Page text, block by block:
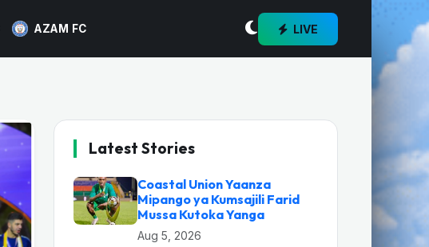
AZAM FC LIVE
Latest Stories
Coastal Union Yaanza
Mipango ya Kumsajili Farid
Mussa Kutoka Yanga
Aug 5, 2026